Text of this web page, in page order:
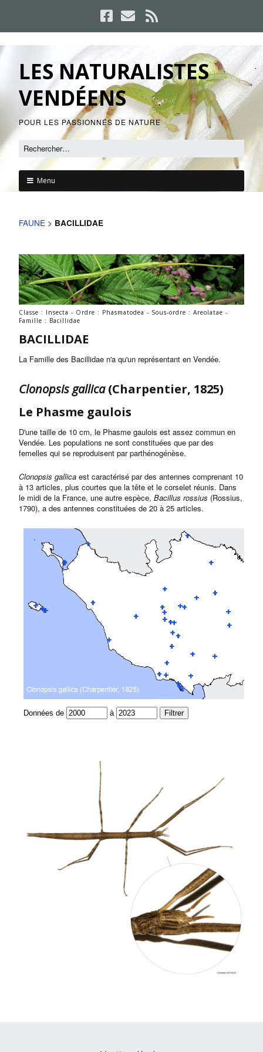
LES NATURALISTES
VENDÉENS
POUR LES PASSIONNÉS DE NATURE
Menu
FAUNE > BACILLIDAE
Classe : Insecta - Ordre : Phasmatodea - Sous-ordre : Areolatae -
Famille : Bacillidae
BACILLIDAE
La Famille des Bacillidae n'a qu'un représentant en Vendée.
Clonopsis gallica(Charpentier, 1825)
Le Phasme gaulois
D'une taille de 10 cm, le Phasme gaulois est assez commun en
Vendée. Les populations ne sont constituées que par des
femelles qui se reproduisent par parthénogénèse.
Clonopsis gallica est caractérisé par des antennes comprenant 10
à 13 articles, plus courtes que la tête et le corselet réunis. Dans
le midi de la France, une autre espèce, Bacillus rossius (Rossius,
1790), a des antennes constituées de 20 à 25 articles.